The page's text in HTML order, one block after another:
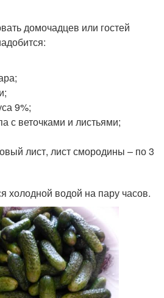
домочадцев или гостей
9%;
с веточками и листьями;
лист, лист смородины – по 3
холодной водой на пару часов.